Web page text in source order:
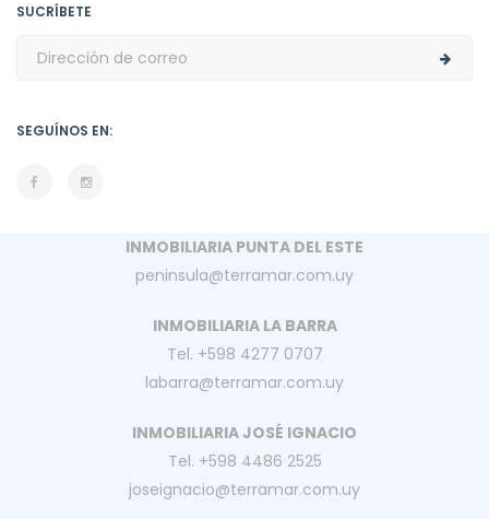
SUCRÍBETE
SEGUÍNOS EN:
INMOBILIARIA PUNTA DEL ESTE
peninsula@terramar.com.uy
INMOBILIARIA LA BARRA
Tel. +598 4277 0707
labarra@terramar.com.uy
INMOBILIARIA JOSÉ IGNACIO
Tel. +598 4486 2525
joseignacio@terramar.com.uy